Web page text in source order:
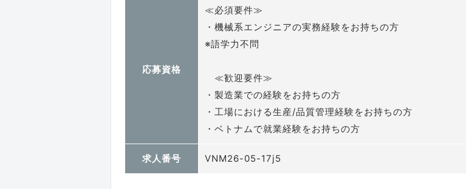
応募資格
≪必須要件≫
・機械系エンジニアの実務経験をお持ちの方
※語学力不問
≪歓迎要件≫
・製造業での経験をお持ちの方
・工場における生産/品質管理経験をお持ちの方
・ベトナムで就業経験をお持ちの方
求人番号 VNM26-05-17j5